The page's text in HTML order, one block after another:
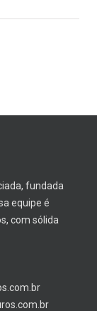
fundada
equipe é
com sólida